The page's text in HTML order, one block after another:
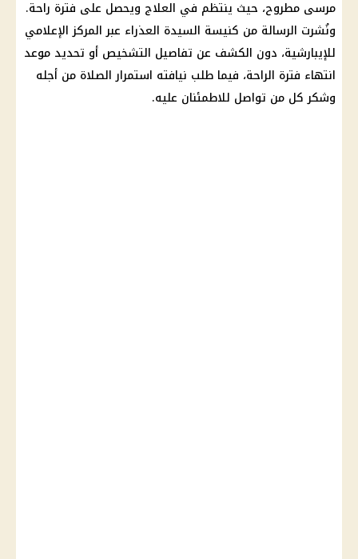
مرسى مطروح، حيث ينتظم في العلاج ويحصل على فترة راحة.
ونُشرت الرسالة من كنيسة السيدة العذراء عبر المركز الإعلامي
للإيبارشية، دون الكشف عن تفاصيل التشخيص أو تحديد موعد
انتهاء فترة الراحة، فيما طلب نيافته استمرار الصلاة من أجله
وشكر كل من تواصل للاطمئنان عليه.